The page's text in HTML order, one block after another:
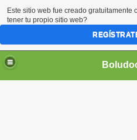
Este sitio web fue creado gratuitamente
tener tu propio sitio web?